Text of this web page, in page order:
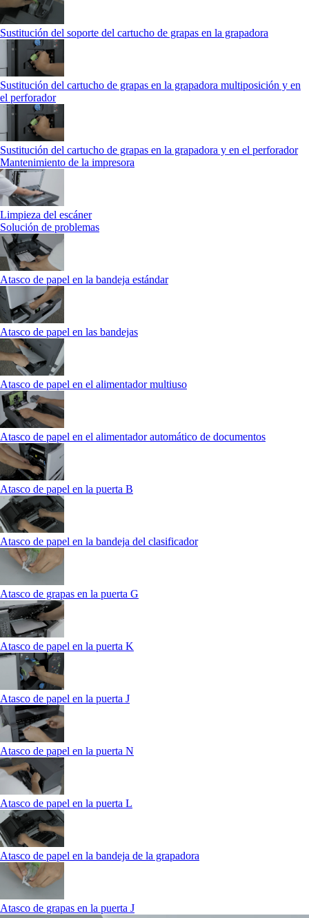
Sustitución del soporte del cartucho de grapas en la grapadora
Sustitución del cartucho de grapas en la grapadora multiposición y en
el perforador
Sustitución del cartucho de grapas en la grapadora y en el perforador
Mantenimiento de la impresora
Limpieza del escáner
Solución de problemas
Atasco de papel en la bandeja estándar
Atasco de papel en las bandejas
Atasco de papel en el alimentador multiuso
Atasco de papel en el alimentador automático de documentos
Atasco de papel en la puerta B
Atasco de papel en la bandeja del clasificador
Atasco de grapas en la puerta G
Atasco de papel en la puerta K
Atasco de papel en la puerta J
Atasco de papel en la puerta N
Atasco de papel en la puerta L
Atasco de papel en la bandeja de la grapadora
Atasco de grapas en la puerta J